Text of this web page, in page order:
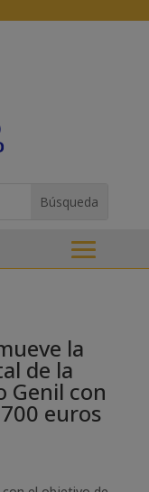
la
de la
Genil con
euros